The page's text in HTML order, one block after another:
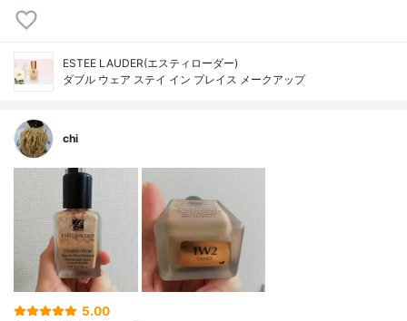
ESTEE LAUDER(エスティローダー)
ダブル ウェア ステイ イン プレイス メークアップ
chi
5.00